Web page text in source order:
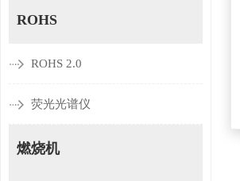
ROHS
ROHS 2.0
荧光光谱仪
燃烧机